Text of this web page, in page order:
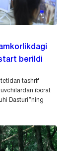
berildi
tashrif
iborat
Dasturi”ning